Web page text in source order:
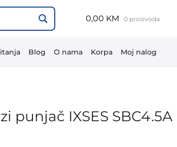
0,00 KM 0 proizvoda
Blog O nama Korpa Moj nalog
punjač IXSES SBC4.5A